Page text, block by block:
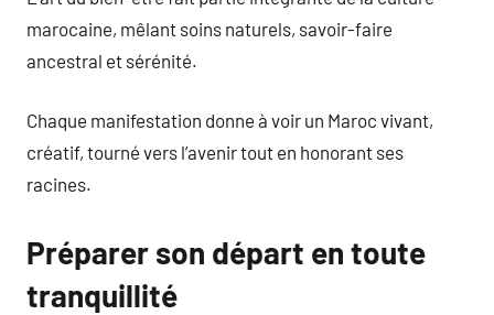
marocaine, mêlant soins naturels, savoir-faire
ancestral et sérénité.
Chaque manifestation donne à voir un Maroc vivant,
créatif, tourné vers l’avenir tout en honorant ses
racines.
Préparer son départ en toute
tranquillité